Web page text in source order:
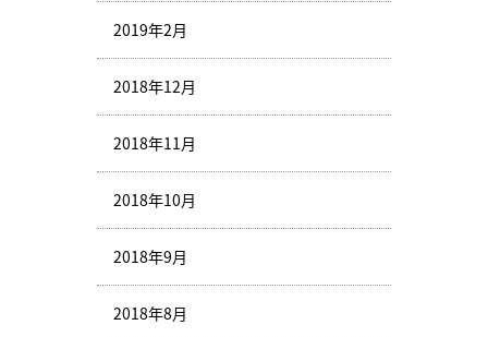
2019年2月
2018年12月
2018年11月
2018年10月
2018年9月
2018年8月